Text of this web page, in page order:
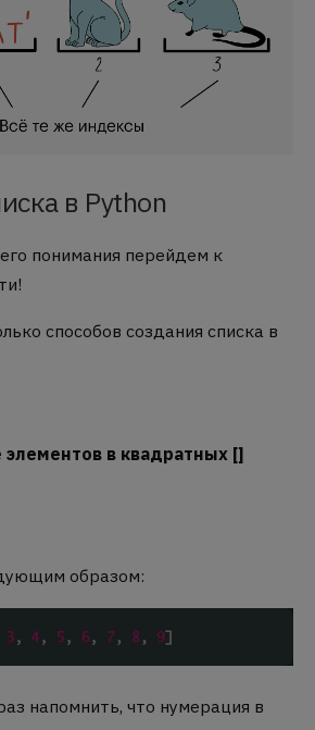
в Python
понимания перейдем к
способов создания списка в
в квадратных []
образом:
напомнить, что нумерация в